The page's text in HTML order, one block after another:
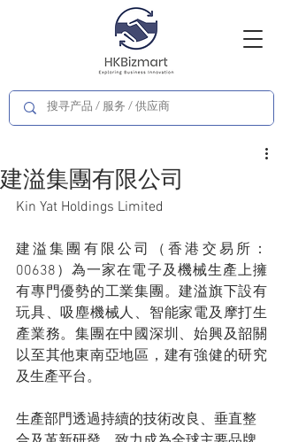
建溢集團有限公司
Kin Yat Holdings Limited
建溢集團有限公司（香港交易所：
00638）為一家在電子及機械生產上擁
有專門優勢的工業集團。建溢旗下設有
玩具、吸塵機械人、智能家電及摩打生
產業務。集團在中國深圳、始興及韶關
以至其他東南亞地區，建有強健的研究
及生產平台。
生產部門透過持續的技術改良、垂直整